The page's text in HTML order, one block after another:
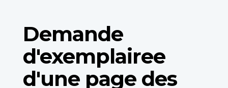
Demande
d'exemplairee
d'une page des